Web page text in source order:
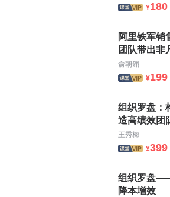
一個組織與外界相
聚力就越高。例如，一個國家民族矛盾
時，階級矛盾便趨於緩和，會出現團結
面；一個企業面臨激烈競爭的威脅，為
存和發展，也需要團結一致，齊心協
4、成員對組織的依賴性。個人參
、政治、心理需求
其成員個人重大需求的組織，對成員才
某組織在諸組織
¥180
阿里铁军销
团队带出非
俞朝翎
¥199
组织罗盘：
造高绩效团
王秀梅
¥399
组织罗盘
降本增效